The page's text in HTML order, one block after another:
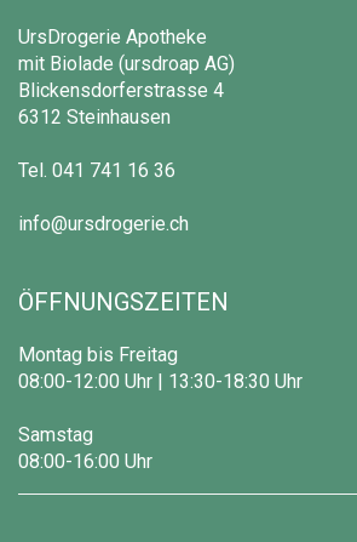
UrsDrogerie Apotheke
mit Biolade (ursdroap AG)
Blickensdorferstrasse 4
6312 Steinhausen
Tel. 041 741 16 36
info@ursdrogerie.ch
ÖFFNUNGSZEITEN
Montag bis Freitag
08:00-12:00 Uhr | 13:30-18:30 Uhr
Samstag
08:00-16:00 Uhr